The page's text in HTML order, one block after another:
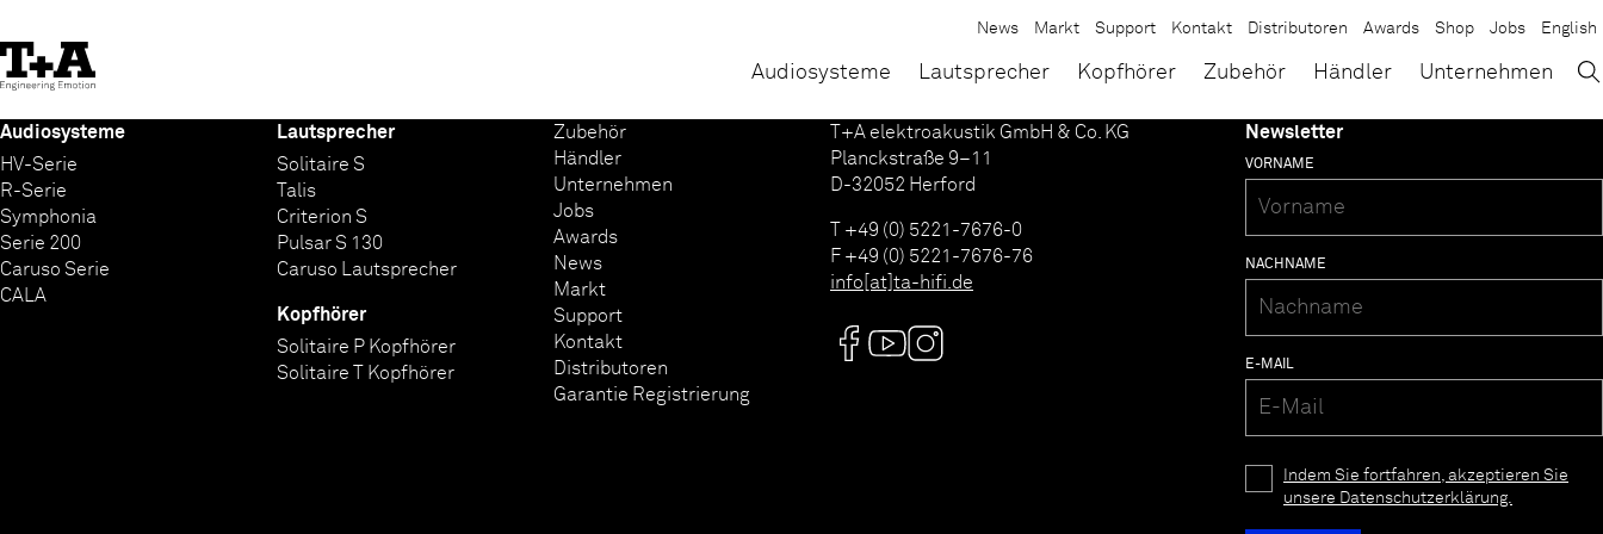
to
Content
Audiosysteme Lautsprecher Kopfhörer Zubehör Händler Unternehmen
News Markt Support Kontakt Distributoren Awards Shop Jobs English
Audiosysteme
HV-Serie
R-Serie
Symphonia
Serie 200
Caruso Serie
CALA
Lautsprecher
Solitaire S
Talis
Criterion S
Pulsar S 130
Caruso Lautsprecher
Kopfhörer
Solitaire P Kopfhörer
Solitaire T Kopfhörer
Zubehör
Händler
Unternehmen
Jobs
Awards
News
Markt
Support
Kontakt
Distributoren
Garantie Registrierung
T+A elektroakustik GmbH & Co. KG
Planckstraße 9–11
D-32052 Herford
T +49 (0) 5221-7676-0
F +49 (0) 5221-7676-76
info[at]ta-hifi.de
Newsletter
VORNAME
NACHNAME
E-MAIL
Indem Sie fortfahren, akzeptieren Sie
unsere Datenschutzerklärung.
→ ×